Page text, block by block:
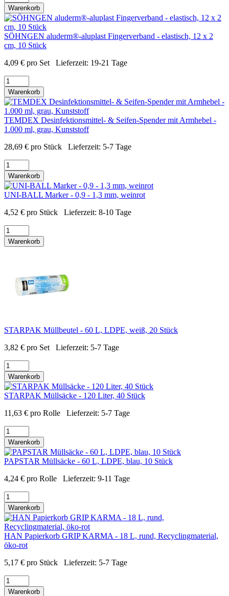
Warenkorb
SÖHNGEN aluderm®-aluplast Fingerverband - elastisch, 12 x 2
cm, 10 Stück
4,09 € pro Set Lieferzeit: 19-21 Tage
Warenkorb
TEMDEX Desinfektionsmittel- & Seifen-Spender mit Armhebel -
1.000 ml, grau, Kunststoff
28,69 € pro Stück Lieferzeit: 5-7 Tage
Warenkorb
UNI-BALL Marker - 0,9 - 1,3 mm, weinrot
4,52 € pro Stück Lieferzeit: 8-10 Tage
Warenkorb
STARPAK Müllbeutel - 60 L, LDPE, weiß, 20 Stück
3,82 € pro Set Lieferzeit: 5-7 Tage
Warenkorb
STARPAK Müllsäcke - 120 Liter, 40 Stück
11,63 € pro Rolle Lieferzeit: 5-7 Tage
Warenkorb
PAPSTAR Müllsäcke - 60 L, LDPE, blau, 10 Stück
4,24 € pro Rolle Lieferzeit: 9-11 Tage
Warenkorb
HAN Papierkorb GRIP KARMA - 18 L, rund, Recyclingmaterial,
öko-rot
5,17 € pro Stück Lieferzeit: 5-7 Tage
Warenkorb